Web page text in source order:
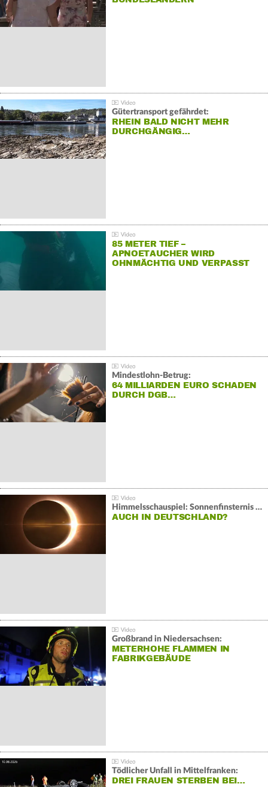
Gütertransport gefährdet:
RHEIN BALD NICHT MEHR
DURCHGÄNGIG…
85 METER TIEF –
APNOETAUCHER WIRD
OHNMÄCHTIG UND VERPASST
Mindestlohn-Betrug:
64 MILLIARDEN EURO SCHADEN
DURCH DGB…
Himmelsschauspiel: Sonnenfinsternis über Spanien
AUCH IN DEUTSCHLAND?
Großbrand in Niedersachsen:
METERHOHE FLAMMEN IN
FABRIKGEBÄUDE
Tödlicher Unfall in Mittelfranken:
DREI FRAUEN STERBEN BEI…